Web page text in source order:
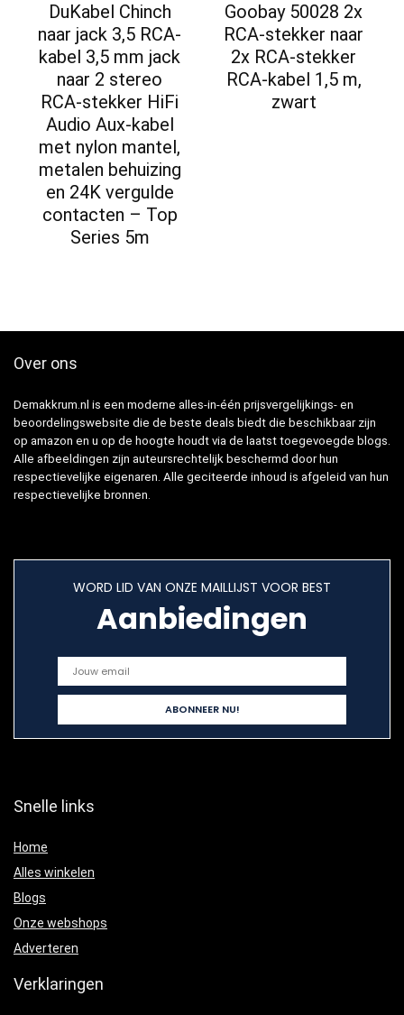
DuKabel Chinch
naar jack 3,5 RCA-
kabel 3,5 mm jack
naar 2 stereo
RCA-stekker HiFi
Audio Aux-kabel
met nylon mantel,
metalen behuizing
en 24K vergulde
contacten – Top
Series 5m
Goobay 50028 2x
RCA-stekker naar
2x RCA-stekker
RCA-kabel 1,5 m,
zwart
Over ons
Demakkrum.nl is een moderne alles-in-één prijsvergelijkings- en
beoordelingswebsite die de beste deals biedt die beschikbaar zijn
op amazon en u op de hoogte houdt via de laatst toegevoegde blogs.
Alle afbeeldingen zijn auteursrechtelijk beschermd door hun
respectievelijke eigenaren. Alle geciteerde inhoud is afgeleid van hun
respectievelijke bronnen.
WORD LID VAN ONZE MAILLIJST VOOR BEST
Aanbiedingen
Snelle links
Home
Alles winkelen
Blogs
Onze webshops
Adverteren
Verklaringen